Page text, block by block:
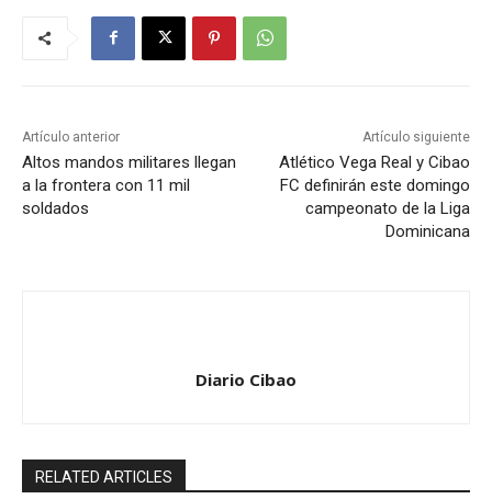
Artículo anterior
Altos mandos militares llegan
a la frontera con 11 mil
soldados
Artículo siguiente
Atlético Vega Real y Cibao
FC definirán este domingo
campeonato de la Liga
Dominicana
Diario Cibao
RELATED ARTICLES